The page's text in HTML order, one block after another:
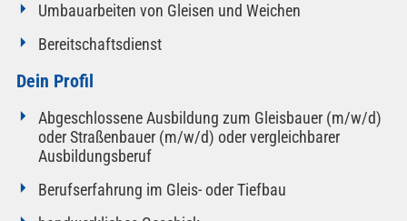
Umbauarbeiten von Gleisen und Weichen
Bereitschaftsdienst
Dein Profil
Abgeschlossene Ausbildung zum Gleisbauer (m/w/d)
oder Straßenbauer (m/w/d) oder vergleichbarer
Ausbildungsberuf
Berufserfahrung im Gleis- oder Tiefbau